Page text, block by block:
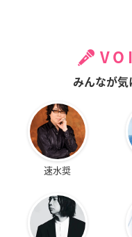
みんなが気
速水奨